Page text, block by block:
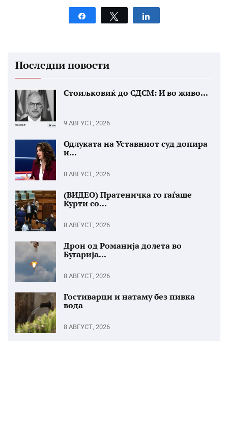
Tweet
Последни новости
Стоиљковиќ до СДСМ: И во живо...
9 АВГУСТ, 2026
Одлуката на Уставниот суд допира
и...
8 АВГУСТ, 2026
(ВИДЕО) Пратеничка го гаѓаше
Курти со...
8 АВГУСТ, 2026
Дрон од Романија долета во
Бугарија...
8 АВГУСТ, 2026
Гостиварци и натаму без пивка
вода
8 АВГУСТ, 2026